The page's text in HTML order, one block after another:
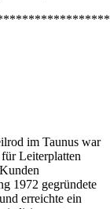
im Taunus war
Leiterplatten
1972 gegründete
erreichte ein